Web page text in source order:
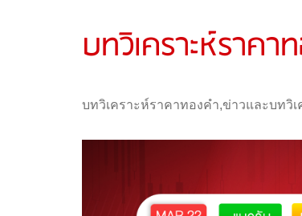
บทวิเคราะห์ราค
บทวิเคราะห์ราคาทองคำ,ข่าวและบทวิเ